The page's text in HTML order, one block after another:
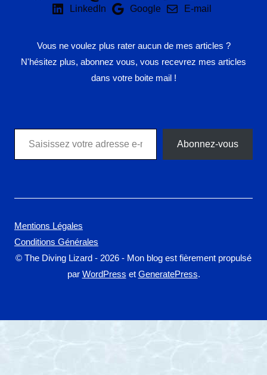
LinkedIn
Google E-mail
Vous ne voulez plus rater aucun de mes articles ?
N'hésitez plus, abonnez vous, vous recevrez mes articles
dans votre boite mail !
Saisissez votre adresse e-mail…
Abonnez-vous
© The Diving Lizard - 2026 - Mon blog est fièrement propulsé
par WordPress et GeneratePress.
Mentions Légales
Conditions Générales